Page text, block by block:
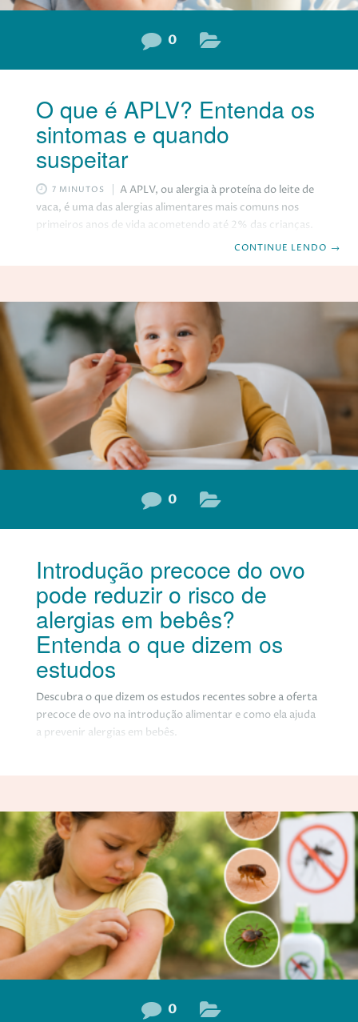
0
O que é APLV? Entenda os
sintomas e quando
suspeitar
7 MINUTOS
A APLV, ou alergia à proteína do leite de
vaca, é uma das alergias alimentares mais comuns nos
primeiros anos de vida acometendo até 2% das crianças.
Ela acontece quando o sistema imunológico reage de
sintomas digestivos, respiratórios e de pele, além de ser
frequentemente confundida com a intolerância à lactose.
Entender essa diferença é o primeiro
CONTINUE LENDO →
0
Introdução precoce do ovo
pode reduzir o risco de
alergias em bebês?
Entenda o que dizem os
estudos
Descubra o que dizem os estudos recentes sobre a oferta
precoce de ovo na introdução alimentar e como ela ajuda
a prevenir alergias em bebês.
0